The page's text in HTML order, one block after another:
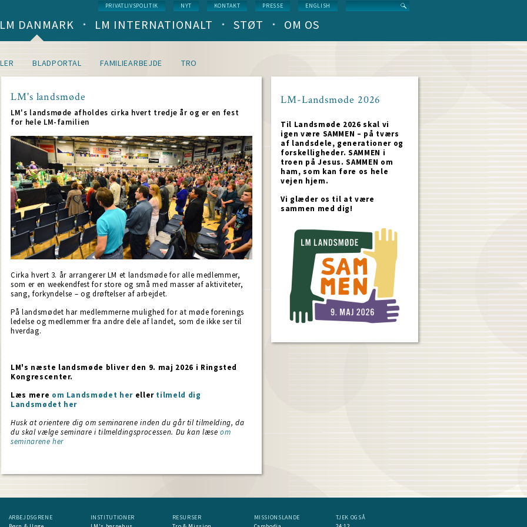
Service
menu
PRIVATLIVSPOLITIK NYT KONTAKT PRESSE ENGLISH
Main
navigation
(level
LM DANMARK LM INTERNATIONALT STØT OM OS
BLADPORTAL FAMILIEARBEJDE TRO
LM's landsmøde
LM's landsmøde afholdes cirka hvert tredje år og er en fest
for hele LM-familien
Cirka hvert 3. år arrangerer LM et landsmøde for alle medlemmer,
som er en weekendfest for store og små med masser af aktiviteter,
sang, forkyndelse – og drøftelser af arbejdet.
På landsmødet har medlemmerne mulighed for at møde forenings
ledelse og medlemmer fra andre dele af landet, som de ikke ser til
hverdag.
LM's næste landsmøde bliver den 9. maj 2026 i Ringsted
Kongrescenter.
Læs mere om Landsmødet hereller tilmeld dig
Landsmødet her
Husk at orientere dig om seminarene inden du går til tilmelding, da
du skal vælge seminare i tilmeldingsprocessen. Du kan læseom
seminarene her
LM-Landsmøde 2026
Til Landsmøde 2026 skal vi
igen være SAMMEN – på tværs
af landsdele, generationer og
forskelligheder. SAMMEN i
troen på Jesus. SAMMEN om
ham, som kan føre os hele
vejen hjem.
Vi glæder os til at være
sammen med dig!
ARBEJDSGRENE
INSTITUTIONER
RESURSER
MISSIONSLANDE
TJEK OGSÅ